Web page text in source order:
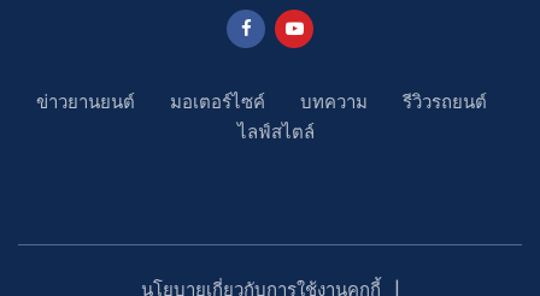
ข่าวยานยนต์ มอเตอร์ไซค์ บทความ
รีวิวรถยนต์
ไลฟ์สไตล์
นโยบายเกี่ยวกับการใช้งานคุกกี้